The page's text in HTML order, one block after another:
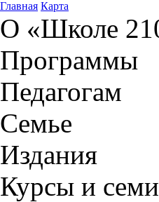
Главная Карта
О «Школе
Программы
Педагогам
Семье
Издания
Курсы и